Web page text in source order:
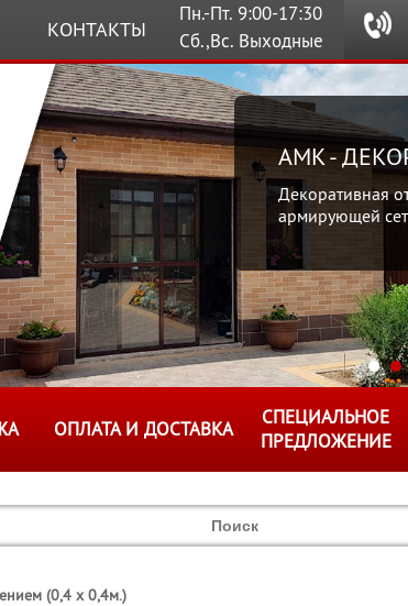
КОНТАКТЫ
Пн.-Пт. 9:00-17:30
Сб.,Вс. Выходные
AMK -
Декоративная
армирующей
ОПЛАТА И ДОСТАВКА
СПЕЦИАЛЬНОЕ
ПРЕДЛОЖЕНИЕ
(0,4 х 0,4м.)